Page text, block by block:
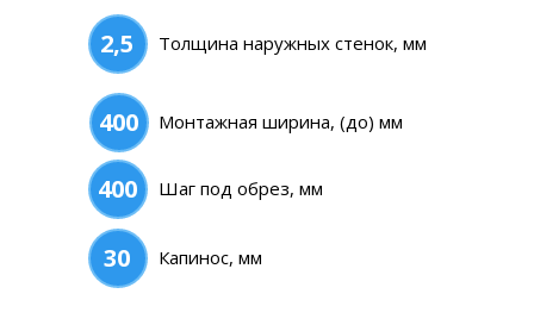
2,5 Толщина наружных стенок, мм
400 Монтажная ширина, (до) мм
400
30
Шаг под обрез, мм
Капинос, мм